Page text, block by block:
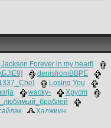
Forever in my heart]
denisfromBBPE
Losing You
wacky-
Xpycm
Хаджиин